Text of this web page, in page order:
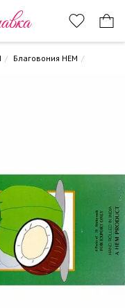
Благовония HEM